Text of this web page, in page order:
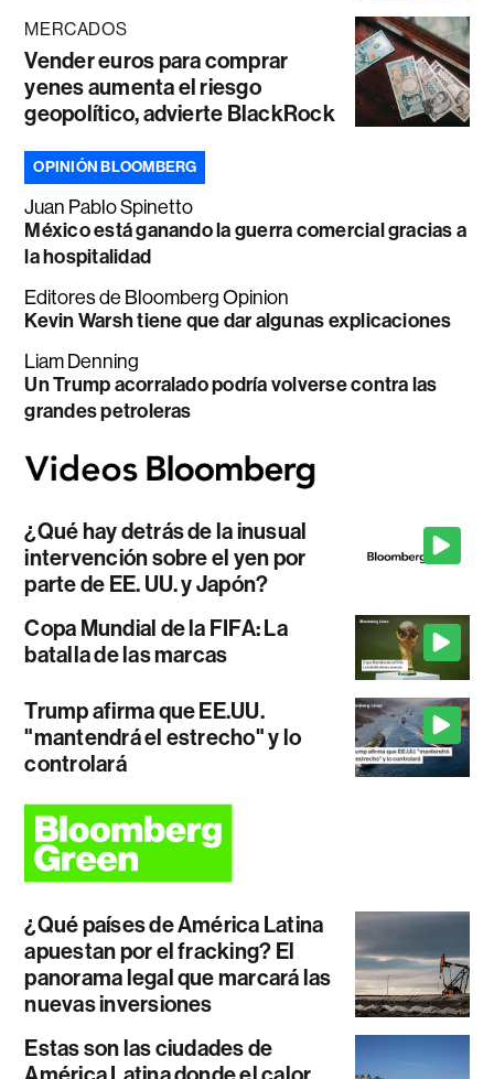
MERCADOS
Vender euros para comprar
yenes aumenta el riesgo
geopolítico, advierte BlackRock
OPINIÓN BLOOMBERG
Juan Pablo Spinetto
México está ganando la guerra comercial gracias a
la hospitalidad
Editores de Bloomberg Opinion
Kevin Warsh tiene que dar algunas explicaciones
Liam Denning
Un Trump acorralado podría volverse contra las
grandes petroleras
¿Qué hay detrás de la inusual
intervención sobre el yen por
parte de EE. UU. y Japón?
Copa Mundial de la FIFA: La
batalla de las marcas
Trump afirma que EE.UU.
"mantendrá el estrecho" y lo
controlará
¿Qué países de América Latina
apuestan por el fracking? El
panorama legal que marcará las
nuevas inversiones
Estas son las ciudades de